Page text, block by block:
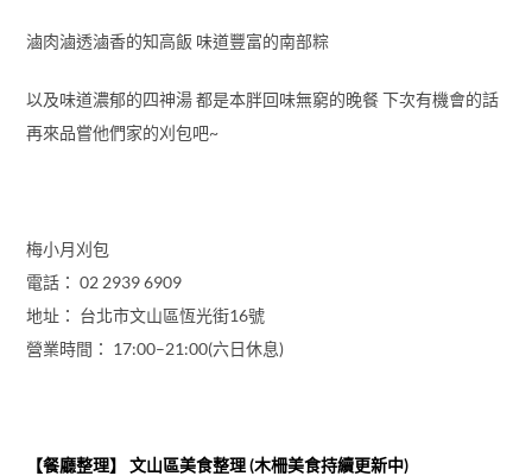
滷肉滷透滷香的知高飯 味道豐富的南部粽
以及味道濃郁的四神湯 都是本胖回味無窮的晚餐 下次有機會的話
再來品嘗他們家的刈包吧~
梅小月刈包
電話： 02 2939 6909
地址： 台北市文山區恆光街16號
營業時間： 17:00–21:00(六日休息)
【餐廳整理】 文山區美食整理 (木柵美食持續更新中)